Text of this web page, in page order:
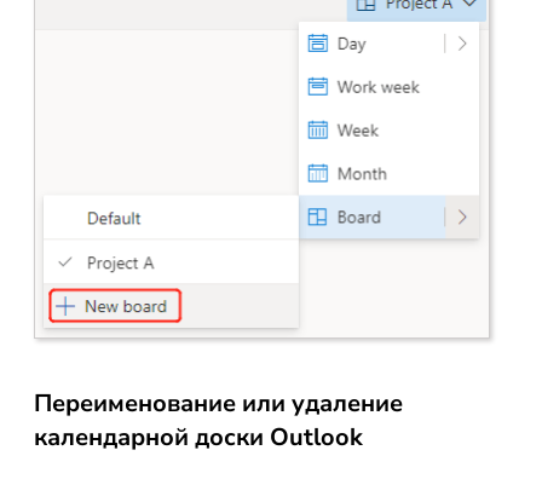
Переименование или удаление
календарной доски Outlook